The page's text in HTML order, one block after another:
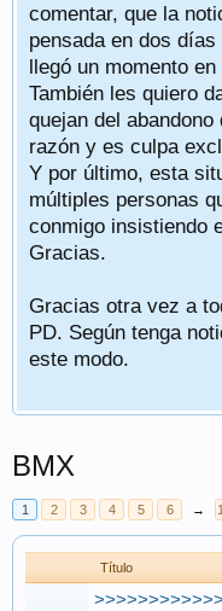
comentar, que la
pensada en dos
llegó un momento
También les quiero
quejan del
razón y es culpa
Y por último, esta
múltiples personas
conmigo insistiendo
Gracias.
Gracias otra vez a
PD. Según tenga
este modo.
BMX
1 2 3 4 5 6 →
Título